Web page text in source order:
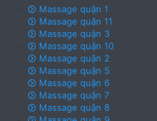
Massage quận 1
Massage quận 11
Massage quận 3
Massage quận 10
Massage quận 2
Massage quận 5
Massage quận 6
Massage quận 7
Massage quận 8